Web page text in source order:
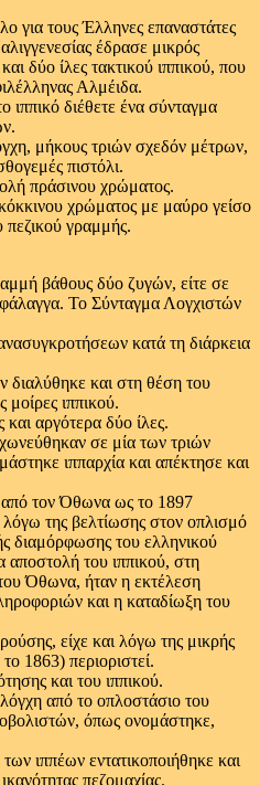
για τους Έλληνες επαναστάτες
έδρασε μικρός
δύο ίλες τακτικού ιππικού, που
Αλμέιδα.
διέθετε ένα σύνταγμα
μήκους τριών σχεδόν μέτρων,
πιστόλι.
πράσινου χρώματος.
χρώματος με μαύρο γείσο
πεζικού γραμμής.
βάθους δύο ζυγών, είτε σε
Το Σύνταγμα Λογχιστών
κατά τη διάρκεια
και στη θέση του
ιππικού.
και αργότερα δύο ίλες.
σε μία των τριών
ιππαρχία και απέκτησε και
της βελτίωσης στον οπλισμό
διαμόρφωσης του ελληνικού
του ιππικού, στη
Όθωνα, ήταν η εκτέλεση
και η καταδίωξη του
είχε και λόγω της μικρής
1863) περιοριστεί.
και του ιππικού.
από το οπλοστάσιο του
όπως ονομάστηκε,
ιππέων εντατικοποιήθηκε και
πεζομαχίας.